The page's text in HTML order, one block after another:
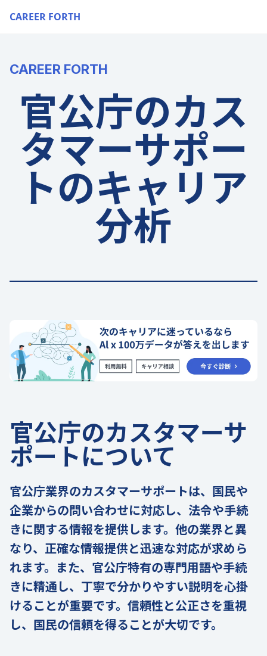
CAREER FORTH
CAREER FORTH
官公庁のカス
タマーサポー
トのキャリア
分析
官公庁のカスタマーサ
ポートについて
官公庁業界のカスタマーサポートは、国民や
企業からの問い合わせに対応し、法令や手続
きに関する情報を提供します。他の業界と異
なり、正確な情報提供と迅速な対応が求めら
れます。また、官公庁特有の専門用語や手続
きに精通し、丁寧で分かりやすい説明を心掛
けることが重要です。信頼性と公正さを重視
し、国民の信頼を得ることが大切です。